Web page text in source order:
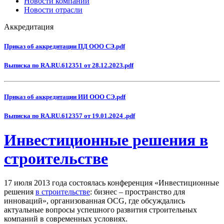
Новости отрасли
Аккредитация
Приказ об аккредитации ПД ООО СЭ.pdf
Выписка по RA.RU.612351 от 28.12.2023.pdf
Приказ об аккредитации ИИ ООО СЭ.pdf
Выписка по RA.RU.612357 от 19.01.2024 .pdf
Инвестиционные решения в
строительстве
17 июля 2013 года состоялась конференция «Инвестиционные
решения в строительстве: бизнес – пространство для
инноваций», организованная OCG, где обсуждались
актуальные вопросы успешного развития строительных
компаний в современных условиях.